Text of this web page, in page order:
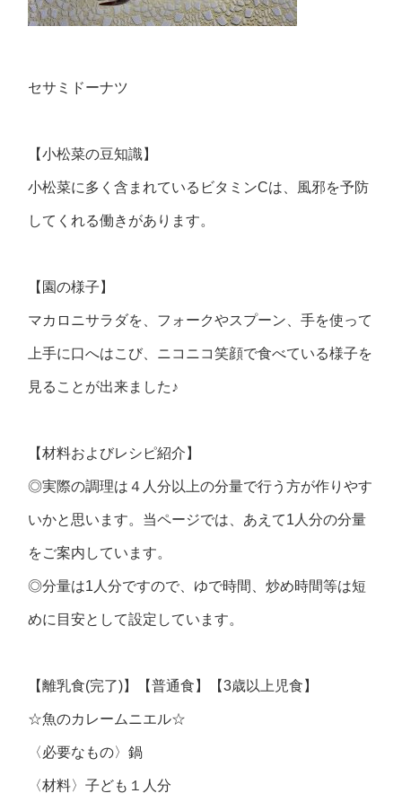
セサミドーナツ
【小松菜の豆知識】
小松菜に多く含まれているビタミンCは、風邪を予防
してくれる働きがあります。
【園の様子】
マカロニサラダを、フォークやスプーン、手を使って
上手に口へはこび、ニコニコ笑顔で食べている様子を
見ることが出来ました♪
【材料およびレシピ紹介】
◎実際の調理は４人分以上の分量で行う方が作りやす
いかと思います。当ページでは、あえて1人分の分量
をご案内しています。
◎分量は1人分ですので、ゆで時間、炒め時間等は短
めに目安として設定しています。
【離乳食(完了)】【普通食】【3歳以上児食】
☆魚のカレームニエル☆
〈必要なもの〉鍋
〈材料〉子ども１人分